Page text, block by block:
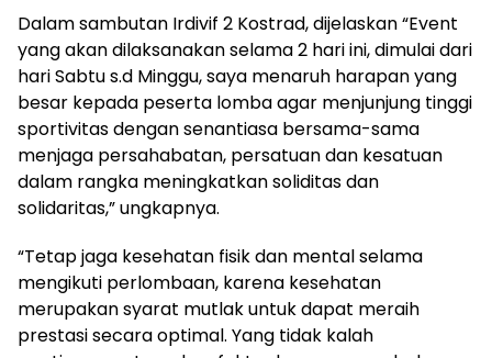
Dalam sambutan Irdivif 2 Kostrad, dijelaskan “Event
yang akan dilaksanakan selama 2 hari ini, dimulai dari
hari Sabtu s.d Minggu, saya menaruh harapan yang
besar kepada peserta lomba agar menjunjung tinggi
sportivitas dengan senantiasa bersama-sama
menjaga persahabatan, persatuan dan kesatuan
dalam rangka meningkatkan soliditas dan
solidaritas,” ungkapnya.
“Tetap jaga kesehatan fisik dan mental selama
mengikuti perlombaan, karena kesehatan
merupakan syarat mutlak untuk dapat meraih
prestasi secara optimal. Yang tidak kalah